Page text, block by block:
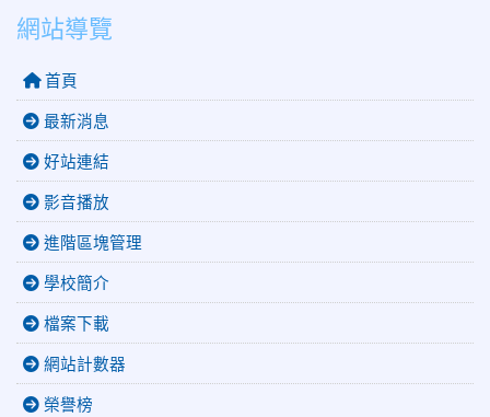
網站導覽
首頁
最新消息
好站連結
影音播放
進階區塊管理
學校簡介
檔案下載
網站計數器
榮譽榜